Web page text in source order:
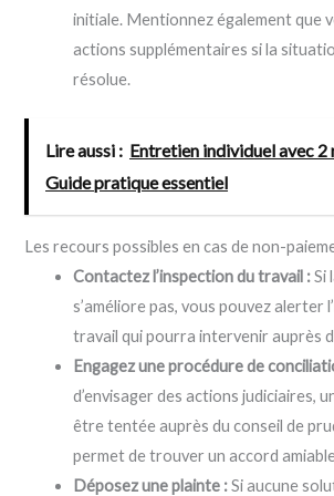
initiale. Mentionnez également que
actions supplémentaires si la
résolue.
Lire aussi : Entretien individuel avec 2
Guide pratique essentiel
Les recours possibles en cas de non-
Contactez l’inspection du travail :Si
s’améliore pas, vous pouvez alerter
travail qui pourra intervenir auprès
Engagez une procédure de
d’envisager des actions judiciaires,
être tentée auprès du conseil de
permet de trouver un accord
Déposez une plainte :Si aucune